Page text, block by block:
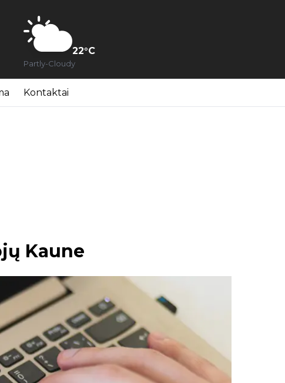
22°C
Partly-Cloudy
Kontaktai
Kaune